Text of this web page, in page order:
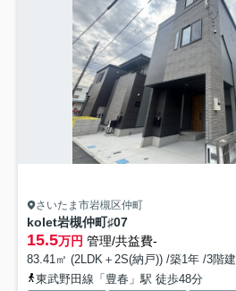
さいたま市岩槻区仲町
kolet岩槻仲町♯07
15.5万円 管理/共益費-
83.41㎡ (2LDK＋2S(納戸)) /築1年 /3階建
東武野田線「豊春」駅 徒歩48分